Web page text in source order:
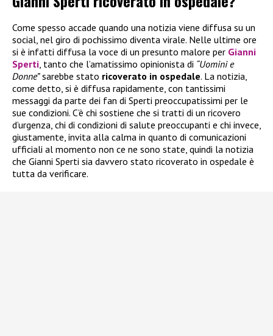
Come spesso accade quando una notizia viene diffusa su un
social, nel giro di pochissimo diventa virale. Nelle ultime ore
si è infatti diffusa la voce di un presunto malore per Gianni
Sperti, tanto che l’amatissimo opinionista di “Uomini e
Donne”sarebbe stato ricoverato in ospedale. La notizia,
come detto, si è diffusa rapidamente, con tantissimi
messaggi da parte dei fan di Sperti preoccupatissimi per le
sue condizioni. C’è chi sostiene che si tratti di un ricovero
d’urgenza, chi di condizioni di salute preoccupanti e chi invece,
giustamente, invita alla calma in quanto di comunicazioni
ufficiali al momento non ce ne sono state, quindi la notizia
che Gianni Sperti sia davvero stato ricoverato in ospedale è
tutta da verificare.